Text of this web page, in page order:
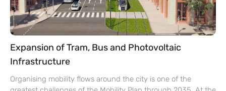
Expansion of Tram, Bus and Photovoltaic
Infrastructure
Organising mobility flows around the city is one of the